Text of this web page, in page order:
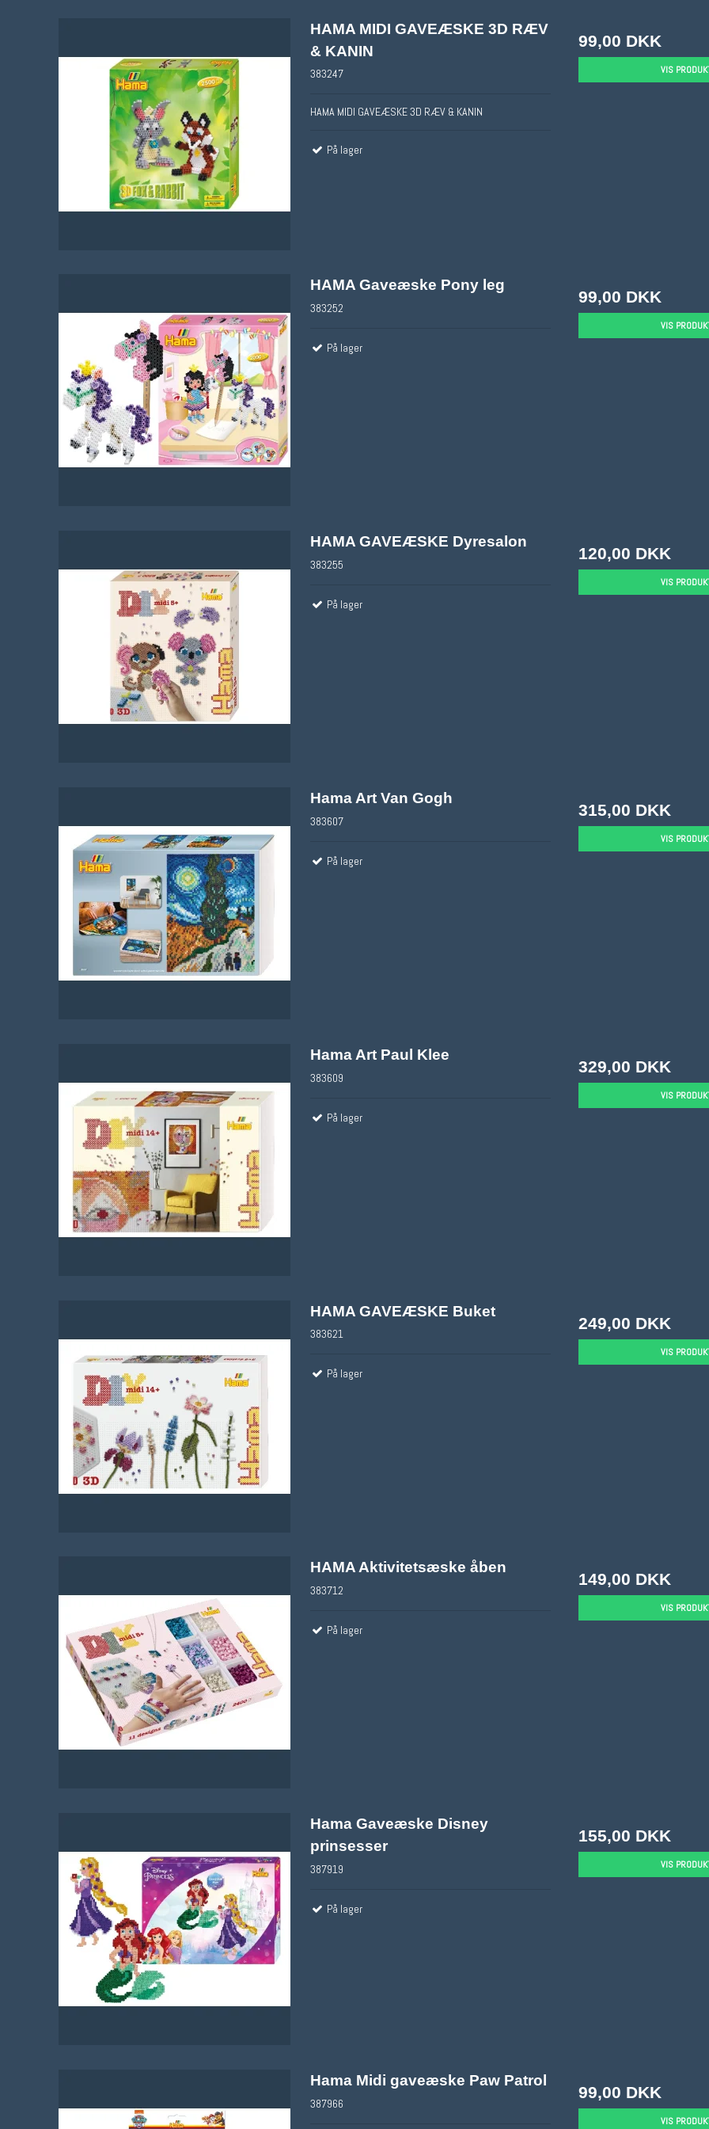
HAMA MIDI GAVEÆSKE 3D RÆV
& KANIN
383247
HAMA MIDI GAVEÆSKE 3D RÆV & KANIN
På lager
99,00 DKK
VIS
HAMA Gaveæske Pony leg
383252
På lager
99,00 DKK
VIS
HAMA GAVEÆSKE Dyresalon
383255
På lager
120,00 DKK
VIS
Hama Art Van Gogh
383607
På lager
315,00 DKK
VIS
Hama Art Paul Klee
383609
På lager
329,00 DKK
VIS
HAMA GAVEÆSKE Buket
383621
På lager
249,00 DKK
VIS
HAMA Aktivitetsæske åben
383712
På lager
149,00 DKK
VIS
Hama Gaveæske Disney
prinsesser
387919
På lager
155,00 DKK
VIS
Hama Midi gaveæske Paw Patrol
387966
99,00 DKK
VIS